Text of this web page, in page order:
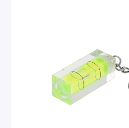
Обложки для документов
Оптические приборы
Организация рабочего места